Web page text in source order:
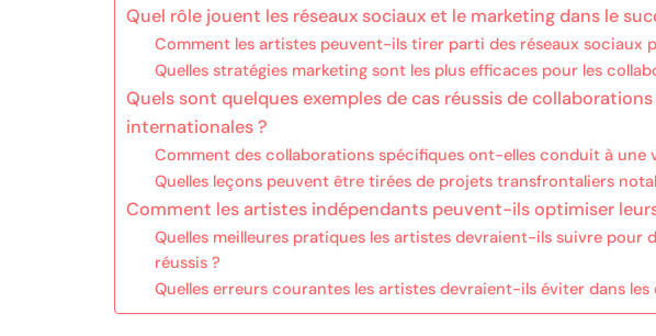
Quel rôle jouent les réseaux sociaux et le marketing dans le
Comment les artistes peuvent-ils tirer parti des réseaux sociaux
Quelles stratégies marketing sont les plus efficaces pour les
Quels sont quelques exemples de cas réussis de
internationales ?
Comment des collaborations spécifiques ont-elles conduit à une
Quelles leçons peuvent être tirées de projets transfrontaliers
Comment les artistes indépendants peuvent-ils optimiser
Quelles meilleures pratiques les artistes devraient-ils suivre pour
réussis ?
Quelles erreurs courantes les artistes devraient-ils éviter dans